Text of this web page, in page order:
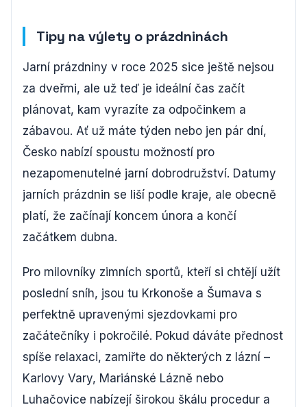
Tipy na výlety o prázdninách
Jarní prázdniny v roce 2025 sice ještě nejsou
za dveřmi, ale už teď je ideální čas začít
plánovat, kam vyrazíte za odpočinkem a
zábavou. Ať už máte týden nebo jen pár dní,
Česko nabízí spoustu možností pro
nezapomenutelné jarní dobrodružství. Datumy
jarních prázdnin se liší podle kraje, ale obecně
platí, že začínají koncem února a končí
začátkem dubna.
Pro milovníky zimních sportů, kteří si chtějí užít
poslední sníh, jsou tu Krkonoše a Šumava s
perfektně upravenými sjezdovkami pro
začátečníky i pokročilé. Pokud dáváte přednost
spíše relaxaci, zamiřte do některých z lázní –
Karlovy Vary, Mariánské Lázně nebo
Luhačovice nabízejí širokou škálu procedur a